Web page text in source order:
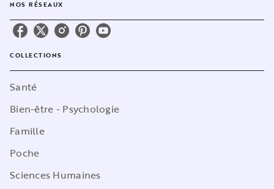
NOS RÉSEAUX
COLLECTIONS
Santé
Bien-être - Psychologie
Famille
Poche
Sciences Humaines